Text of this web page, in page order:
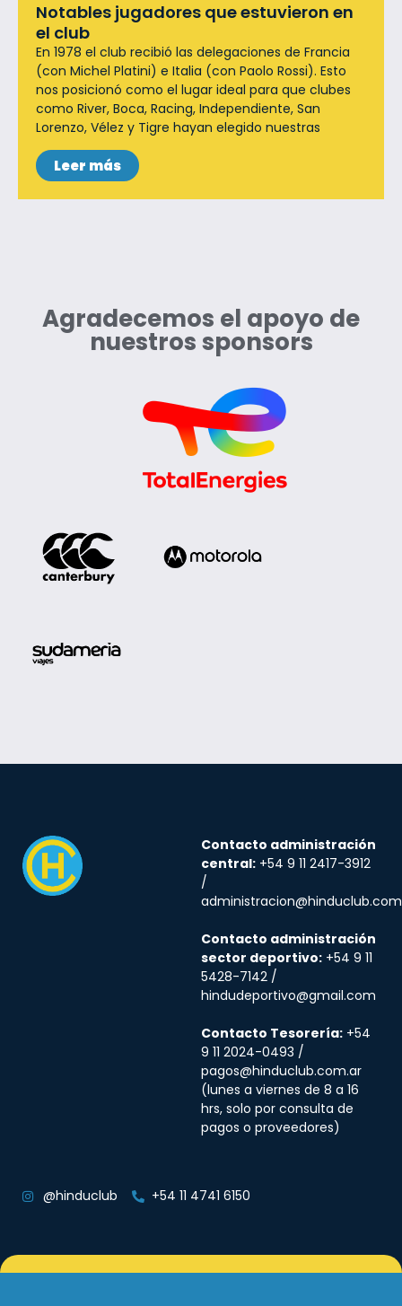
Notables jugadores que estuvieron en
el club
En 1978 el club recibió las delegaciones de Francia
(con Michel Platini) e Italia (con Paolo Rossi). Esto
nos posicionó como el lugar ideal para que clubes
como River, Boca, Racing, Independiente, San
Lorenzo, Vélez y Tigre hayan elegido nuestras
Leer más
Agradecemos el apoyo de
nuestros sponsors
Contacto administración
central: +54 9 11 2417-3912
/
Contacto administración
sector deportivo: +54 9 11
5428-7142 /
hindudeportivo@gmail.com
Contacto Tesorería: +54
9 11 2024-0493 /
pagos@hinduclub.com.ar
(lunes a viernes de 8 a 16
hrs, solo por consulta de
pagos o proveedores)
@hinduclub +54 11 4741 6150